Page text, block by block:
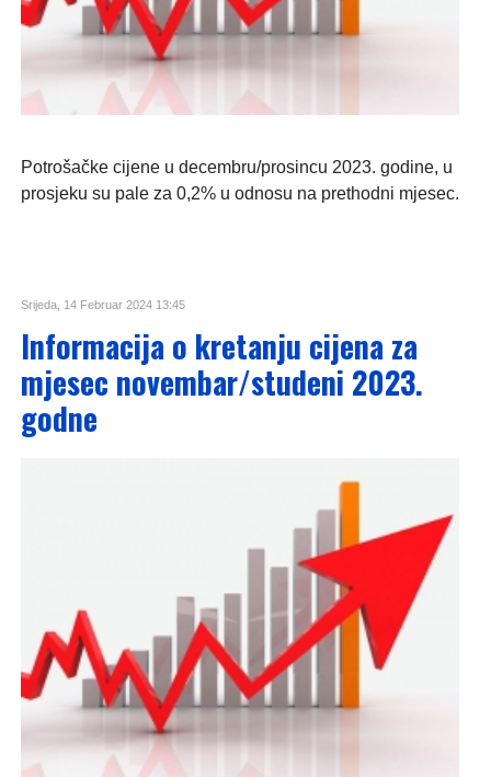
Potrošačke cijene u decembru/prosincu 2023. godine, u
prosjeku su pale za 0,2% u odnosu na prethodni mjesec.
Srijeda, 14 Februar 2024 13:45
Informacija o kretanju cijena za
mjesec novembar/studeni 2023.
godne